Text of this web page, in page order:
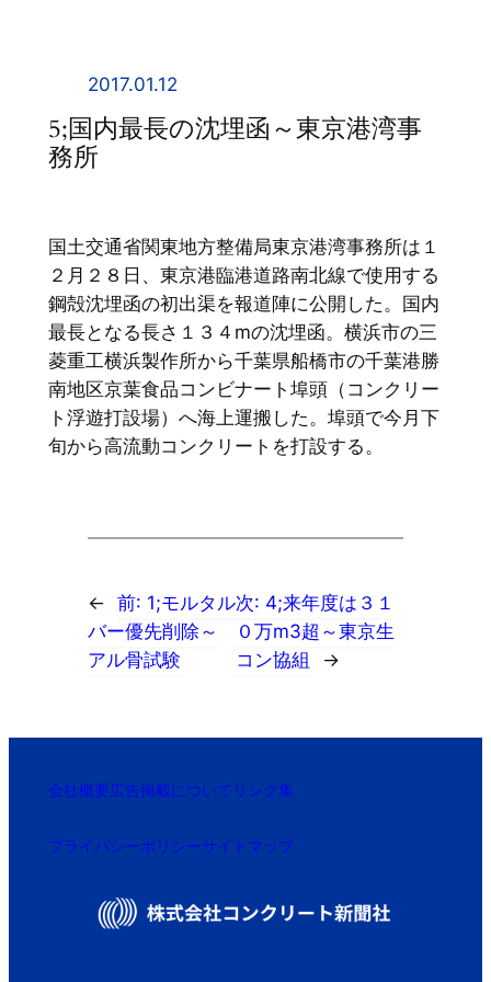
2017.01.12
5;国内最長の沈埋函～東京港湾事
務所
国土交通省関東地方整備局東京港湾事務所は１
２月２８日、東京港臨港道路南北線で使用する
鋼殻沈埋函の初出渠を報道陣に公開した。国内
最長となる長さ１３４mの沈埋函。横浜市の三
菱重工横浜製作所から千葉県船橋市の千葉港勝
南地区京葉食品コンビナート埠頭（コンクリー
ト浮遊打設場）へ海上運搬した。埠頭で今月下
旬から高流動コンクリートを打設する。
← 前: 1;モルタル
バー優先削除～
アル骨試験
次: 4;来年度は３１
０万m3超～東京生
コン協組
→
会社概要広告掲載について リンク集
プライバシーポリシーサイトマップ